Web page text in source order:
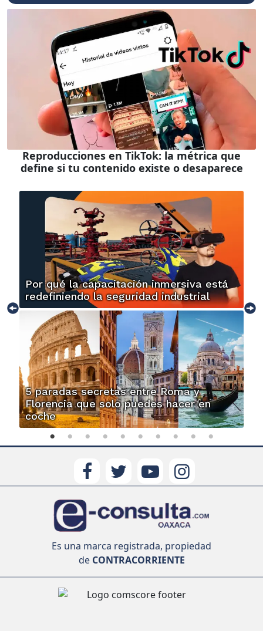
Reproducciones en TikTok: la métrica que
define si tu contenido existe o desaparece
Por qué la capacitación inmersiva está
redefiniendo la seguridad industrial
5 paradas secretas entre Roma y
Florencia que solo puedes hacer en
coche
Es una marca registrada, propiedad
deCONTRACORRIENTE